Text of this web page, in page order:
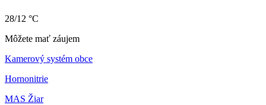
28/12 °C
Môžete mať záujem
Kamerový systém obce
Hornonitrie
MAS Žiar